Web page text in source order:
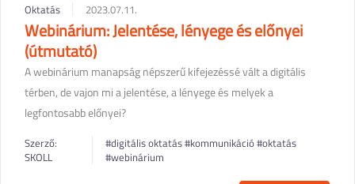
Oktatás 2023.07.11.
Webinárium: Jelentése, lényege és előnyei
(útmutató)
A webinárium manapság népszerű kifejezéssé vált a digitális
térben, de vajon mi a jelentése, a lényege és melyek a
legfontosabb előnyei?
Szerző:
SKOLL
#digitális oktatás#kommunikáció#oktatás
#webinárium